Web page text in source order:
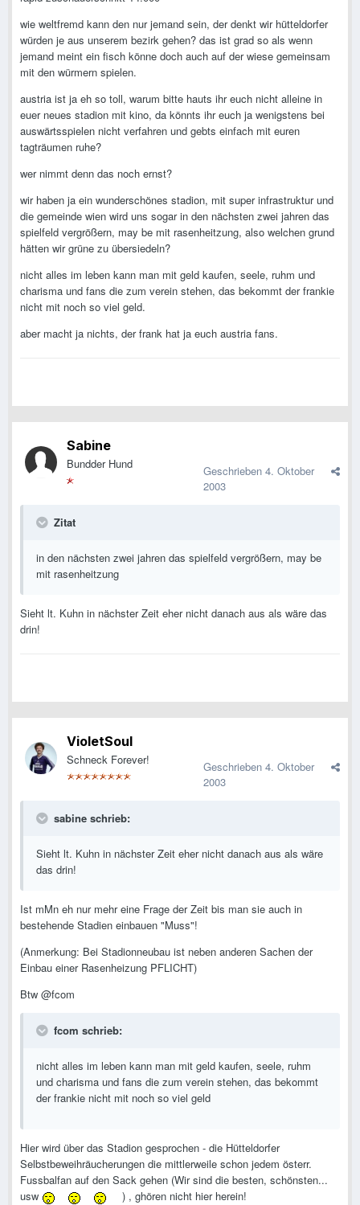
wie weltfremd kann den nur jemand sein, der denkt wir hütteldorfer
würden je aus unserem bezirk gehen? das ist grad so als wenn
jemand meint ein fisch könne doch auch auf der wiese gemeinsam
mit den würmern spielen.
austria ist ja eh so toll, warum bitte hauts ihr euch nicht alleine in
euer neues stadion mit kino, da könnts ihr euch ja wenigstens bei
auswärtsspielen nicht verfahren und gebts einfach mit euren
tagträumen ruhe?
wer nimmt denn das noch ernst?
wir haben ja ein wunderschönes stadion, mit super infrastruktur und
die gemeinde wien wird uns sogar in den nächsten zwei jahren das
spielfeld vergrößern, may be mit rasenheitzung, also welchen grund
hätten wir grüne zu übersiedeln?
nicht alles im leben kann man mit geld kaufen, seele, ruhm und
charisma und fans die zum verein stehen, das bekommt der frankie
nicht mit noch so viel geld.
aber macht ja nichts, der frank hat ja euch austria fans.
Sabine
Bundder Hund Geschrieben 4. Oktober
2003
Zitat
in den nächsten zwei jahren das spielfeld vergrößern, may be
mit rasenheitzung
Sieht lt. Kuhn in nächster Zeit eher nicht danach aus als wäre das
drin!
VioletSoul
Schneck Forever! Geschrieben 4. Oktober
2003
sabine schrieb:
Sieht lt. Kuhn in nächster Zeit eher nicht danach aus als wäre
das drin!
Ist mMn eh nur mehr eine Frage der Zeit bis man sie auch in
bestehende Stadien einbauen "Muss"!
(Anmerkung: Bei Stadionneubau ist neben anderen Sachen der
Einbau einer Rasenheizung PFLICHT)
Btw @fcom
fcom schrieb:
nicht alles im leben kann man mit geld kaufen, seele, ruhm
und charisma und fans die zum verein stehen, das bekommt
der frankie nicht mit noch so viel geld
Hier wird über das Stadion gesprochen - die Hütteldorfer
Selbstbeweihräucherungen die mittlerweile schon jedem österr.
Fussbalfan auf den Sack gehen (Wir sind die besten, schönsten...
usw
) , ghören nicht hier herein!